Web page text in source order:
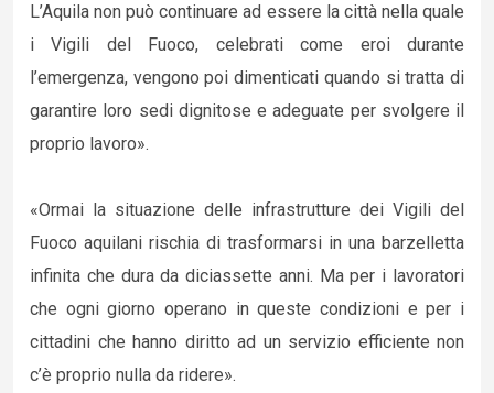
L’Aquila non può continuare ad essere la città nella quale
i Vigili del Fuoco, celebrati come eroi durante
l’emergenza, vengono poi dimenticati quando si tratta di
garantire loro sedi dignitose e adeguate per svolgere il
proprio lavoro».
«Ormai la situazione delle infrastrutture dei Vigili del
Fuoco aquilani rischia di trasformarsi in una barzelletta
infinita che dura da diciassette anni. Ma per i lavoratori
che ogni giorno operano in queste condizioni e per i
cittadini che hanno diritto ad un servizio efficiente non
c’è proprio nulla da ridere».